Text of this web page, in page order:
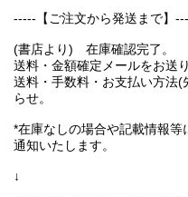
-----【ご注文から発送まで】
(書店より) 在庫確認完了。
送料・金額確定メールをお送
送料・手数料・お支払い方法
らせ。
*在庫なしの場合や記載情報
通知いたします。
↓